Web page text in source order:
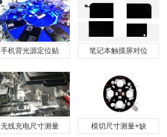
手机背光源定位贴 笔记本触摸屏对位
无线充电尺寸测量 模切尺寸测量+缺